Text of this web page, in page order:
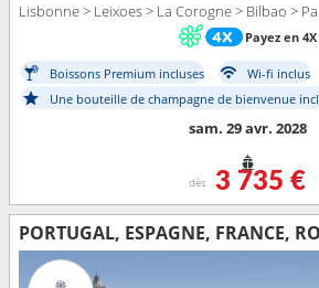
Lisbonne > Leixoes > La Corogne > Bilbao >
Payez en 4X
Boissons Premium incluses Wi-fi inclus
Une bouteille de champagne de bienvenue
sam. 29 avr. 2028
dès 3 735 €